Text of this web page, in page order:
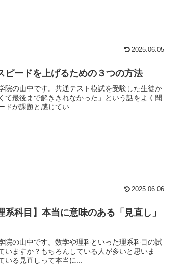
2025.06.05
ピードを上げるための３つの方法
院の山中です。共通テスト模試を受験した生徒か
て最後まで解ききれなかった」という話をよく聞
ドが課題と感じてい...
2025.06.06
系科目】本当に意味のある「見直し」
院の山中です。数学や理科といった理系科目の試
いますか？もちろんしている人が多いと思いま
いる見直しって本当に...